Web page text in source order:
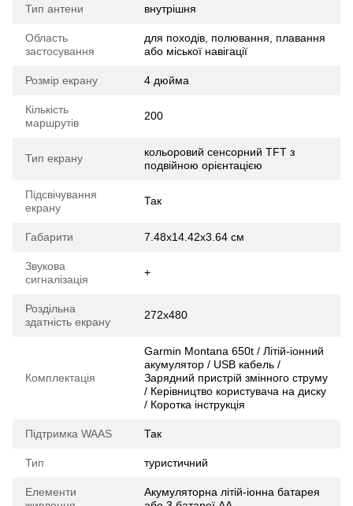
Тип антени внутрішня
Область
застосування
для походів, полювання, плавання
або міської навігації
Розмір екрану 4 дюйма
Кількість
маршрутів
200
Тип екрану
кольоровий сенсорний TFT з
подвійною орієнтацією
Підсвічування
екрану
Так
Габарити 7.48x14.42x3.64 cм
Звукова
сигналізація
+
Роздільна
здатність екрану
272х480
Комплектація
Garmin Montana 650t / Літій-іонний
акумулятор / USB кабель /
Зарядний пристрій змінного струму
/ Керівництво користувача на диску
/ Коротка інструкція
Підтримка WAAS Так
Тип туристичний
Елементи
Акумуляторна літій-іонна батарея